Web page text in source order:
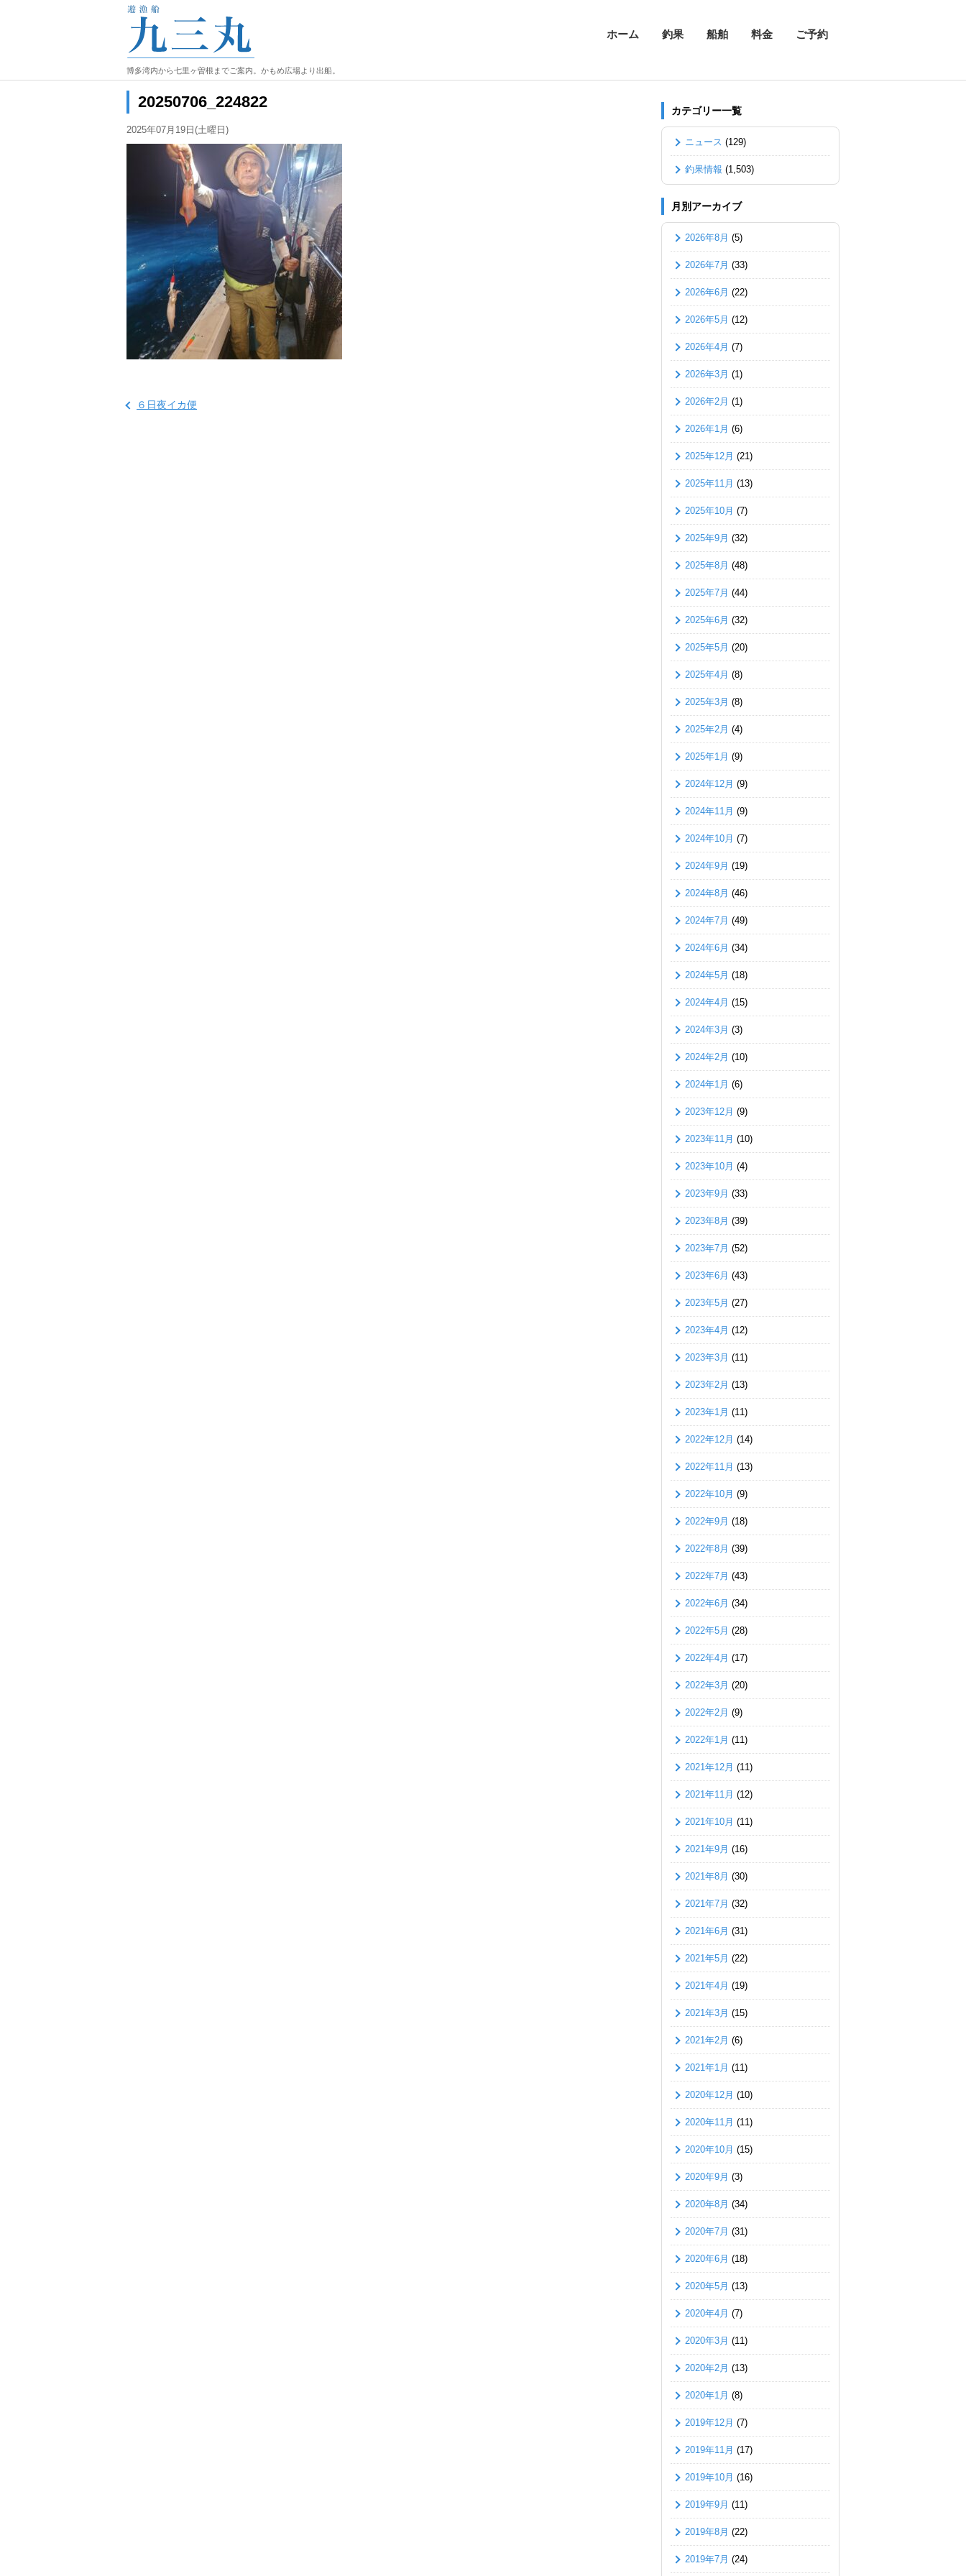
博多湾内から七里ヶ曽根までご案内。かもめ広場より出船。
ホーム 釣果 船舶 料金 ご予約
20250706_224822
2025年07月19日(土曜日)
６日夜イカ便
カテゴリー一覧
ニュース (129)
釣果情報 (1,503)
月別アーカイブ
2026年8月 (5)
2026年7月 (33)
2026年6月 (22)
2026年5月 (12)
2026年4月 (7)
2026年3月 (1)
2026年2月 (1)
2026年1月 (6)
2025年12月 (21)
2025年11月 (13)
2025年10月 (7)
2025年9月 (32)
2025年8月 (48)
2025年7月 (44)
2025年6月 (32)
2025年5月 (20)
2025年4月 (8)
2025年3月 (8)
2025年2月 (4)
2025年1月 (9)
2024年12月 (9)
2024年11月 (9)
2024年10月 (7)
2024年9月 (19)
2024年8月 (46)
2024年7月 (49)
2024年6月 (34)
2024年5月 (18)
2024年4月 (15)
2024年3月 (3)
2024年2月 (10)
2024年1月 (6)
2023年12月 (9)
2023年11月 (10)
2023年10月 (4)
2023年9月 (33)
2023年8月 (39)
2023年7月 (52)
2023年6月 (43)
2023年5月 (27)
2023年4月 (12)
2023年3月 (11)
2023年2月 (13)
2023年1月 (11)
2022年12月 (14)
2022年11月 (13)
2022年10月 (9)
2022年9月 (18)
2022年8月 (39)
2022年7月 (43)
2022年6月 (34)
2022年5月 (28)
2022年4月 (17)
2022年3月 (20)
2022年2月 (9)
2022年1月 (11)
2021年12月 (11)
2021年11月 (12)
2021年10月 (11)
2021年9月 (16)
2021年8月 (30)
2021年7月 (32)
2021年6月 (31)
2021年5月 (22)
2021年4月 (19)
2021年3月 (15)
2021年2月 (6)
2021年1月 (11)
2020年12月 (10)
2020年11月 (11)
2020年10月 (15)
2020年9月 (3)
2020年8月 (34)
2020年7月 (31)
2020年6月 (18)
2020年5月 (13)
2020年4月 (7)
2020年3月 (11)
2020年2月 (13)
2020年1月 (8)
2019年12月 (7)
2019年11月 (17)
2019年10月 (16)
2019年9月 (11)
2019年8月 (22)
2019年7月 (24)